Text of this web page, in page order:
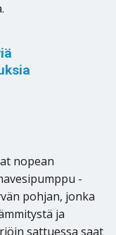
nopean
-
pohjan, jonka
ja
sattuessa saat